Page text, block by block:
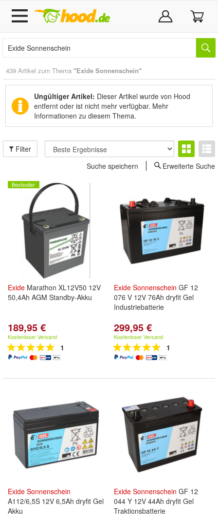
439 Artikel zum Thema "Exide Sonnenschein"
Ungültiger Artikel: Dieser Artikel wurde von Hood
entfernt oder ist nicht mehr verfügbar. Mehr
Informationen zu diesem Thema.
Filter
Suche speichern
Erweiterte Suche
Bestseller
Exide Marathon XL12V50 12V
50,4Ah AGM Standby-Akku
189,95 €
Kostenloser Versand
1
Exide Sonnenschein GF 12
076 V 12V 76Ah dryfit Gel
Industriebatterie
299,95 €
Kostenloser Versand
1
Exide Sonnenschein
A112/6,5S 12V 6,5Ah dryfit Gel
Akku
Exide Sonnenschein GF 12
044 Y 12V 44Ah dryfit Gel
Traktionsbatterie